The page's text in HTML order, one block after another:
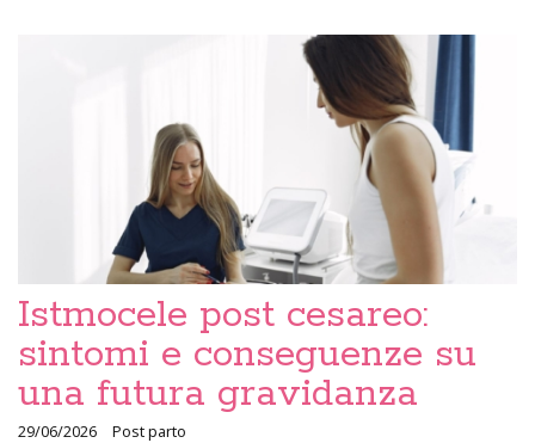
Istmocele post cesareo:
sintomi e conseguenze su
una futura gravidanza
29/06/2026
Post parto